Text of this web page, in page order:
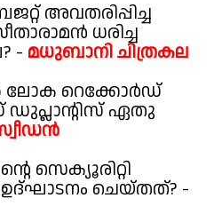
അവതരിപ്പിച്ച
ധരിച്ച
- മധുബാനി ചിത്രകല
ലോക റെക്കോർഡ്
ഡുപ്ലാന്റിസ് ഏതു
സെക്യൂരിറ്റി
ചെയ്തത്? -